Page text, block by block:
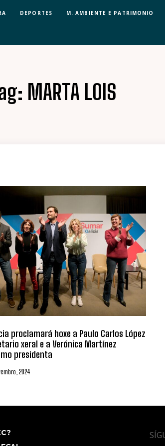
DEPORTES M. AMBIENTE E PATRIMONIO
MARTA LOIS
proclamará hoxe a Paulo Carlos López
xeral e a Verónica Martínez
presidenta
2024